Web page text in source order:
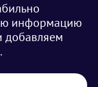
информацию
добавляем